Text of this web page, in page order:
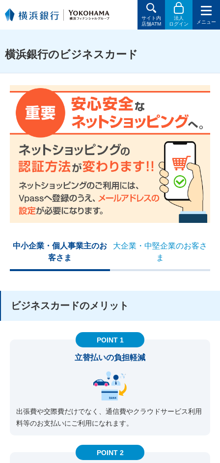
サイト内
店舗ATM
法人
ログイン
メニュー
横浜銀行のビジネスカード
中小企業・個人事業主のお
客さま
大企業・中堅企業のお客さ
ま
ビジネスカードのメリット
POINT 1
立替払いの負担軽減
出張費や交際費だけでなく、通信費やクラウドサービス利用
料等のお支払いにご利用になれます。
POINT 2